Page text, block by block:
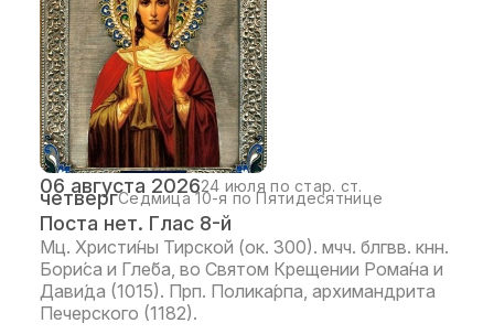
06 августа 202624 июля по стар. ст.
четвергСедмица 10-я по Пятидесятнице
Поста нет. Глас 8-й
Мц. Христи́ны Тирской (ок. 300). мчч. блгвв. кнн.
Бори́са и Гле́ба, во Святом Крещении Рома́на и
Дави́да (1015). Прп. Полика́рпа, архимандрита
Печерского (1182).